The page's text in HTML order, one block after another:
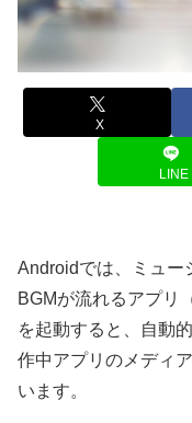
X
LINE
Androidでは、ミュー
BGMが流れるアプリ
を起動すると、自動
作中アプリのメディ
います。